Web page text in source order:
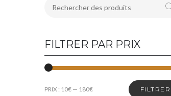
FILTRER PAR PRIX
FILTRER
PRIX : 10€ — 180€